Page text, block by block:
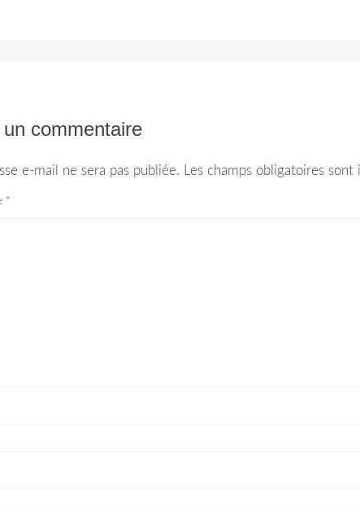
commentaire
e-mail ne sera pas publiée. Les champs obligatoires
*